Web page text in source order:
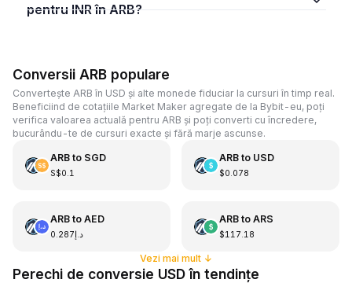
pentru INR în ARB?
Conversii ARB populare
Convertește ARB în USD și alte monede fiduciar la cursuri în timp real.
Beneficiind de cotațiile Market Maker agregate de la Bybit-eu, poți
verifica valoarea actuală pentru ARB și poți converti cu încredere,
bucurându-te de cursuri exacte și fără marje ascunse.
ARBto SGD
S$0.1
ARBto USD
$0.078
ARBto AED
د.إ0.287
ARBto ARS
$117.18
Vezi mai mult↓
Perechi de conversie USD în tendințe